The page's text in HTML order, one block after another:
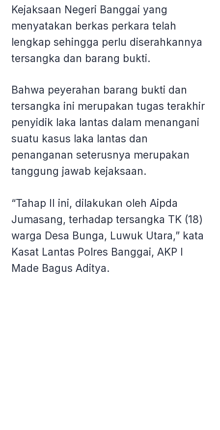
Kejaksaan Negeri Banggai yang
menyatakan berkas perkara telah
lengkap sehingga perlu diserahkannya
tersangka dan barang bukti.
Bahwa peyerahan barang bukti dan
tersangka ini merupakan tugas terakhir
penyidik laka lantas dalam menangani
suatu kasus laka lantas dan
penanganan seterusnya merupakan
tanggung jawab kejaksaan.
“Tahap II ini, dilakukan oleh Aipda
Jumasang, terhadap tersangka TK (18)
warga Desa Bunga, Luwuk Utara,” kata
Kasat Lantas Polres Banggai, AKP I
Made Bagus Aditya.